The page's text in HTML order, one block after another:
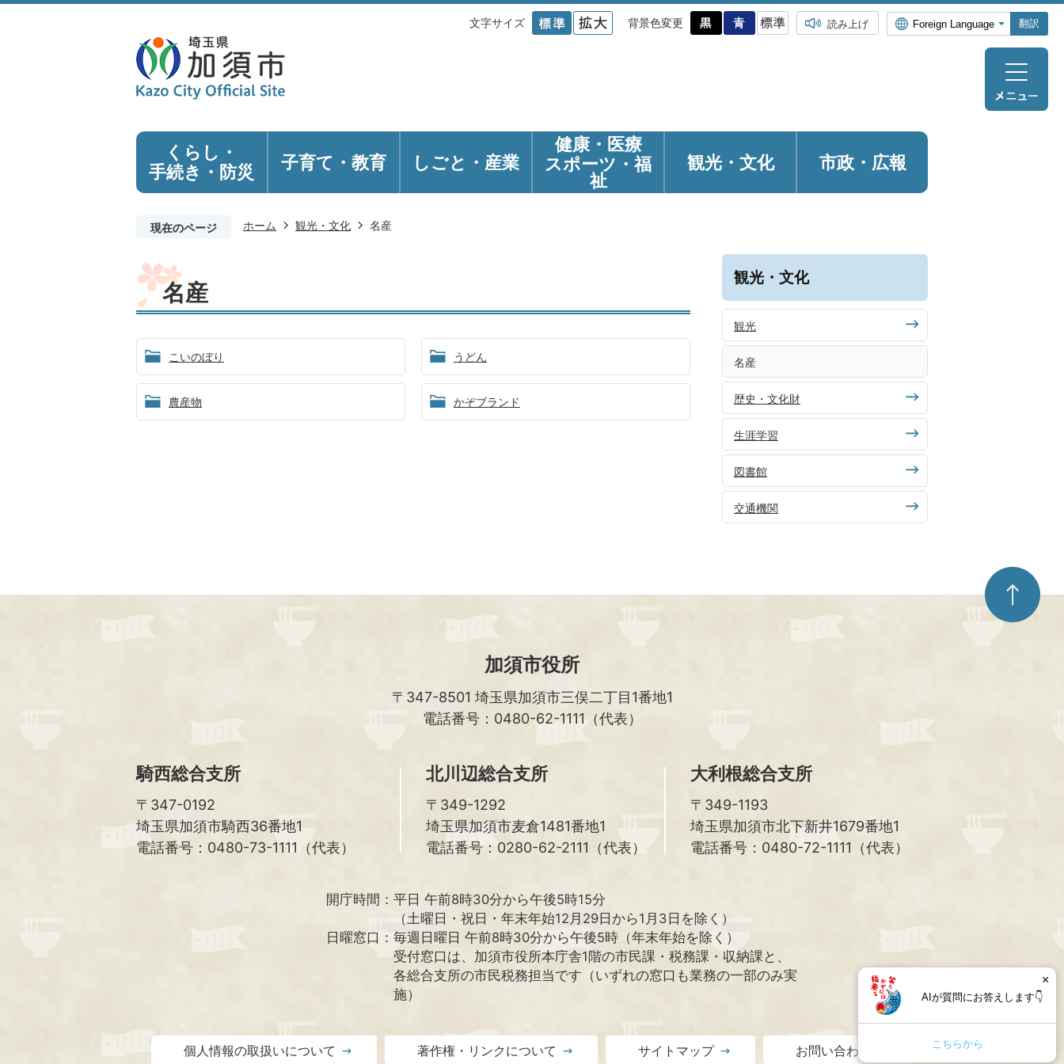
文字サイズ 背景色変更 読み上げ 翻訳
くらし・
手続き ・防災 子育て・教育 しごと・産業
健康・医療
スポーツ・福
祉
観光・ 文化 市政・広報
現在のページ ホーム 観光・文化 名産
名産
こいのぼり うどん
農産物 かぞブランド
観光・文化
観光
名産
歴史・文化財
生涯学習
図書館
交通機関
ペ
ー
ジ
加須市役所
〒347-8501 埼玉県加須市三俣二丁目1番地1
電話番号：0480-62-1111（代表）
騎西総合支所
〒347-0192
埼玉県加須市騎西36番地1
電話番号：0480-73-1111（代表）
北川辺総合支所
〒349-1292
埼玉県加須市麦倉1481番地1
電話番号：0280-62-2111（代表）
大利根総合支所
〒349-1193
埼玉県加須市北下新井1679番地1
電話番号：0480-72-1111（代表）
開庁時間： 平日 午前8時30分から午後5時15分
（土曜日・祝日・年末年始12月29日から1月3日を除く）
日曜窓口： 毎週日曜日 午前8時30分から午後5時（年末年始を除く）
受付窓口は、加須市役所本庁舎1階の市民課・税務課・収納課と、
各総合支所の市民税務担当です（いずれの窓口も業務の一部のみ実
施）
個人情報の取扱いについて 著作権・リンクについて サイトマップ お問い合わせ
AIが質問にお答えします👇
こちらから
×